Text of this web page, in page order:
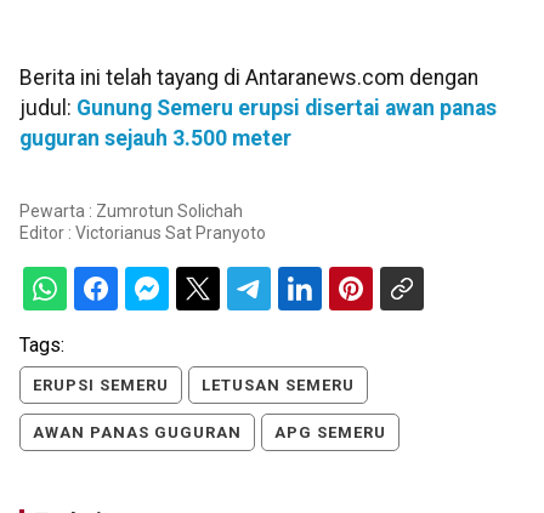
Berita ini telah tayang di Antaranews.com dengan
judul: Gunung Semeru erupsi disertai awan panas
guguran sejauh 3.500 meter
Pewarta : Zumrotun Solichah
Editor : Victorianus Sat Pranyoto
Tags:
ERUPSI SEMERU LETUSAN SEMERU
AWAN PANAS GUGURAN APG SEMERU